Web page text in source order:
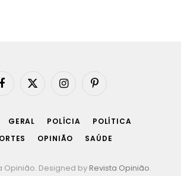
Facebook
X
InstagramPinterest
GERAL POLÍCIA
POLÍTICA
OPINIÃO SAÚDE
Opinião. Designed by Revista Opinião.